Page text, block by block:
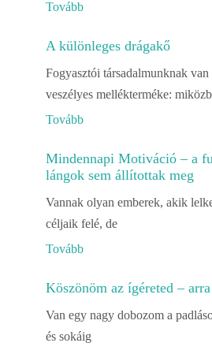
Tovább
A különleges drágakő
Fogyasztói társadalmunknak
veszélyes mellékterméke:
Tovább
Mindennapi Motiváció – a
lángok sem állítottak meg
Vannak olyan emberek, akik
céljaik felé, de
Tovább
Köszönöm az ígéreted –
Van egy nagy dobozom a
és sokáig